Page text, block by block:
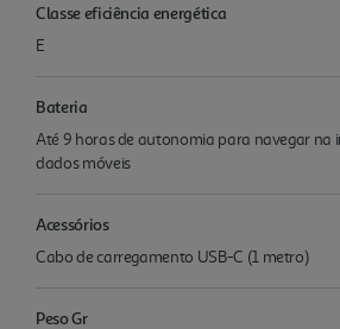
Classe eficiência energética
E
Bateria
Até 9 horas de autonomia para navegar na
dados móveis
Acessórios
Cabo de carregamento USB-C (1 metro)
Peso Gr